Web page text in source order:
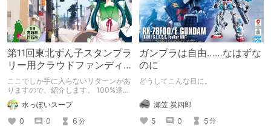
第11回東北ずん子スタンプラ
リー用クラウドファンディ
ングスタート！
ここでしか手に入らないリターンがあ
りますので、紹介します。 100%達成
しなかったら、スタンプラリー自体開
催されませんので、賛同される方はご
支援をお願いします。
水っぽいスープ
0
0 6 分
ガンプラは自由……なはずな
のに
どうしてこんな目に。
瀬笠 炭四郎
5
0 5分